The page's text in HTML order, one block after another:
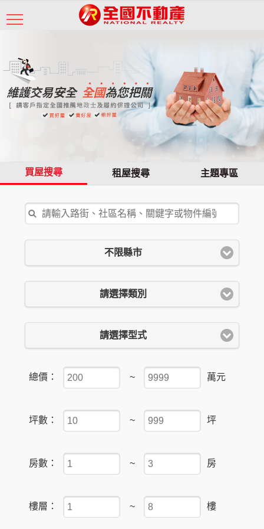
買屋搜尋 租屋搜尋 主題專區
不限縣市
請選擇類別
請選擇型式
總價： ~ 萬元
坪數： ~ 坪
房數： ~ 房
樓層： ~ 樓